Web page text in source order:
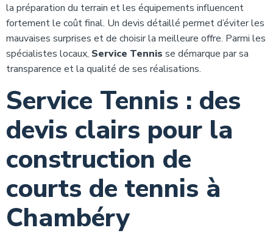
la préparation du terrain et les équipements influencent
fortement le coût final. Un devis détaillé permet d’éviter les
mauvaises surprises et de choisir la meilleure offre. Parmi les
spécialistes locaux, Service Tennis se démarque par sa
transparence et la qualité de ses réalisations.
Service Tennis : des
devis clairs pour la
construction de
courts de tennis à
Chambéry